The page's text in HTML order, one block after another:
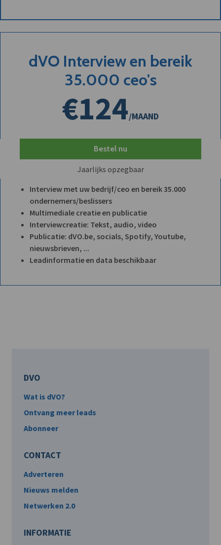
dVO Interview en bereik
35.000 ceo's
€124/MAAND
Bestel nu
Jaarlijks opzegbaar
Interview met uw bedrijf/ceo en bereik 35.000
ondernemers/beslissers
Multimediale creatie en publicatie
Interviewcreatie: Tekst, audio, video
Publicatie: dVO.be, socials, Spotify, Youtube,
nieuwsbrieven, ...
Leadinformatie en data beschikbaar
DVO
Wat is dVO?
Ontvang meer leads
Abonneer
CONTACT
Adverteren
Nieuws melden
Netwerken 2.0
INFORMATIE